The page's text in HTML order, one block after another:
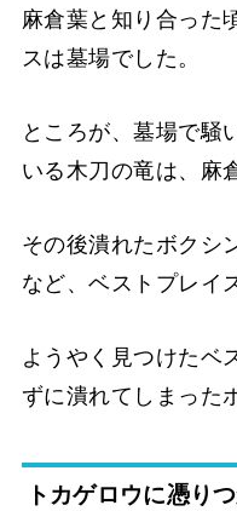
麻倉葉と知り合った
スは墓場でした。
ところが、墓場で騒
いる木刀の竜は、麻
その後潰れたボクシ
など、ベストプレイ
ようやく見つけたベ
ずに潰れてしまった
トカゲロウに憑り